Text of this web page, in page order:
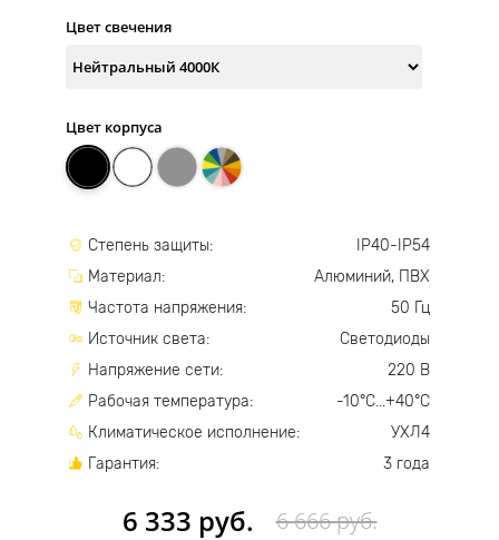
6 333 руб. 6 666 руб.
Цвет свечения
Цвет корпуса
Степень защиты:
IP40-IP54
Материал:
Алюминий, ПВХ
Частота напряжения:
50 Гц
Источник света:
Светодиоды
Напряжение сети:
220 В
Рабочая температура:
-10°С...+40°С
Климатическое исполнение:
УХЛ4
Гарантия:
3 года